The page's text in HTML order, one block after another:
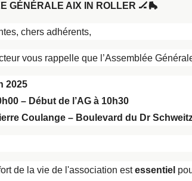
GÉNÉRALE AIX IN ROLLER 🏒🛼
chers adhérents,
vous rappelle que l’Assemblée
2025
– Début de l’AG à 10h30
Coulange – Boulevard du Dr
de la vie de l'association estessentiel